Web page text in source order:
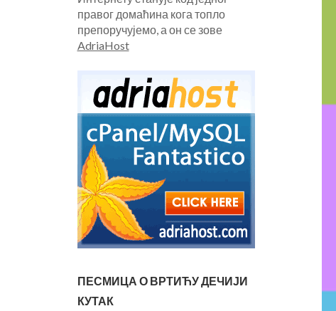
правог домаћина кога топло
препоручујемо, а он се зове
AdriaHost
ПЕСМИЦА О ВРТИЋУ ДЕЧИЈИ
КУТАК